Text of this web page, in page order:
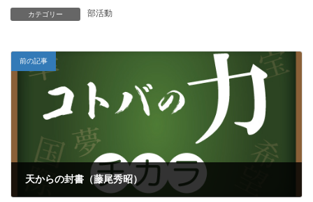
カテゴリー 部活動
前の記事
天からの封書（藤尾秀昭）